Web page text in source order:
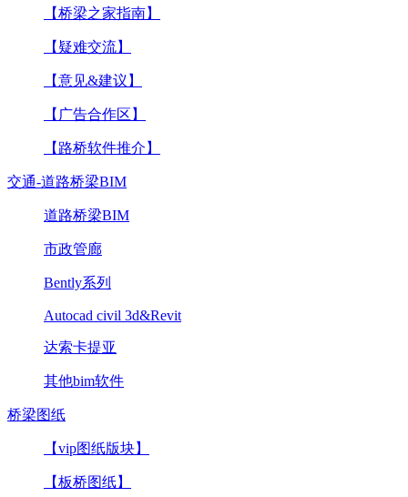
【桥梁之家指南】
【疑难交流】
【意见&建议】
【广告合作区】
【路桥软件推介】
交通-道路桥梁BIM
道路桥梁BIM
市政管廊
Bently系列
Autocad civil 3d&Revit
达索卡提亚
其他bim软件
桥梁图纸
【vip图纸版块】
【板桥图纸】